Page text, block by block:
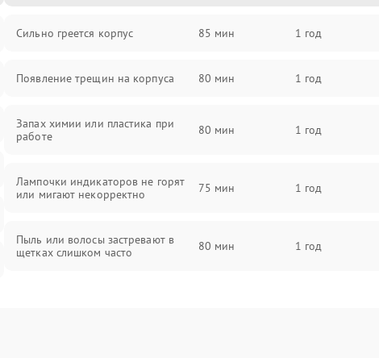
Сильно греется корпус 85 мин 1 год
Появление трещин на корпуса 80 мин 1 год
Запах химии или пластика при
работе
80 мин 1 год
Лампочки индикаторов не горят
или мигают некорректно
75 мин 1 год
Пыль или волосы застревают в
щетках слишком часто
80 мин 1 год